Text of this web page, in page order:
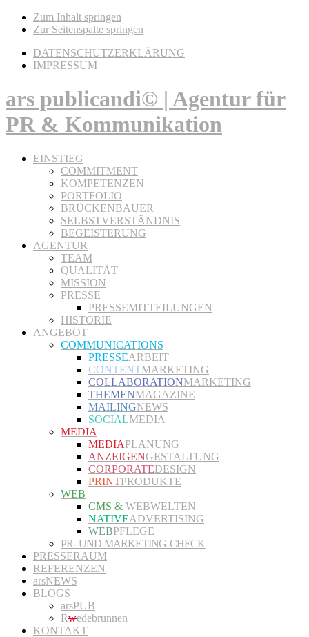
Zum Inhalt springen
Zur Seitenspalte springen
DATENSCHUTZERKLÄRUNG
IMPRESSUM
ars publicandi© | Agentur für
PR & Kommunikation
EINSTIEG
COMMITMENT
KOMPETENZEN
PORTFOLIO
BRÜCKENBAUER
SELBSTVERSTÄNDNIS
BEGEISTERUNG
AGENTUR
TEAM
QUALITÄT
MISSION
PRESSE
PRESSEMITTEILUNGEN
HISTORIE
ANGEBOT
COMMUNICATIONS
PRESSEARBEIT
CONTENTMARKETING
COLLABORATIONMARKETING
THEMENMAGAZINE
MAILINGNEWS
SOCIALMEDIA
MEDIA
MEDIAPLANUNG
ANZEIGENGESTALTUNG
CORPORATEDESIGN
PRINTPRODUKTE
WEB
CMS & WEBWELTEN
NATIVEADVERTISING
WEBPFLEGE
PR- UND MARKETING-CHECK
PRESSERAUM
REFERENZEN
arsNEWS
BLOGS
arsPUB
Rwedebrunnen
KONTAKT